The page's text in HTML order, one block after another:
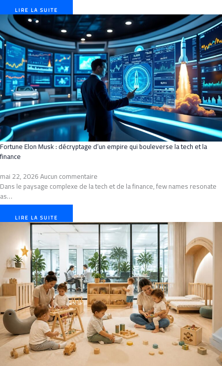
LIRE LA SUITE
Fortune Elon Musk : décryptage d’un empire qui bouleverse la tech et la
finance
mai 22, 2026Aucun commentaire
Dans le paysage complexe de la tech et de la finance, few names resonate
as…
LIRE LA SUITE